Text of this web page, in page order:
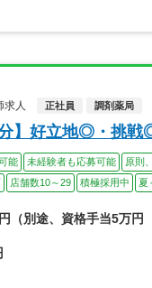
人
正社員 調剤薬局
分】好立地◎・挑
能 未経験者も応募可能 原則
店舗数10～29 積極採用中 夏
（別途、資格手当5万円